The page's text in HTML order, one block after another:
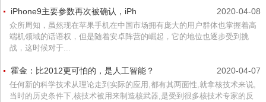
2020-04-08
iPhone9主要参数再次被确认，iPh
众所周知，虽然现在苹果手机在中国市场拥有庞大的用户群体也掌握着高
端机领域的话语权，但是随着安卓阵营的崛起，它的地位也逐步受到挑
战，这时候对于...
2020-04-07
霍金：比2012更可怕的，是人工智能？
任何新的科学技术从理论走到实际的应用,都有其两面性,就拿核技术来说,
当时的历史条件下,核技术被用来制造核武器,是受到很多核技术专家的反